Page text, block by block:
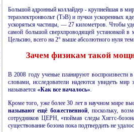
Большой адронный коллайдер - крупнейшая в
тераэлектронвольт (ТэВ) и пучки ускоренных
ускоряться частицы, — 27 километров. Чтобы
самой большой сверхпроводящей установкой
Цельсию, всего на 2° выше абсолютного нуля
Зачем физикам такой
В 2008 году ученые планируют воспроизвести
словами, исследователи надеются увидеть
называется «Как все началось».
Кроме того, уже более 30 лет в научном мире
называют ещё божественной, поскольку,
сотрудников ЦЕРН, «поймав следы Хиггс-
существо­вание бозона пока подтвердить не